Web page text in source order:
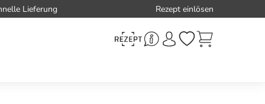
Lieferung Rezept einlösen